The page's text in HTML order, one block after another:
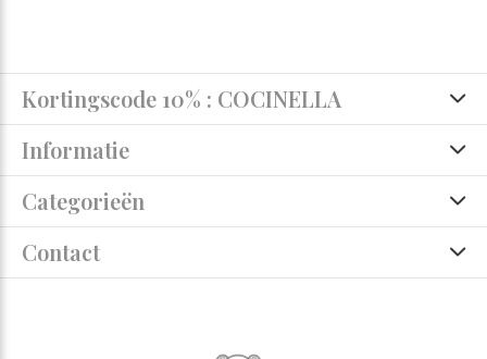
Kortingscode 10% : COCINELLA
Informatie
Categorieën
Contact